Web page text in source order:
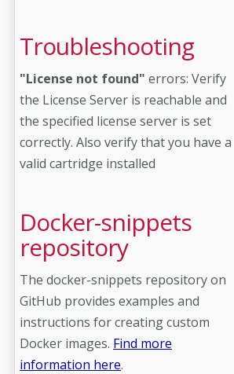
Troubleshooting
"License not found" errors: Verify
the License Server is reachable and
the specified license server is set
correctly. Also verify that you have a
valid cartridge installed
Docker-snippets
repository
The docker-snippets repository on
GitHub provides examples and
instructions for creating custom
Docker images. Find more
information here.